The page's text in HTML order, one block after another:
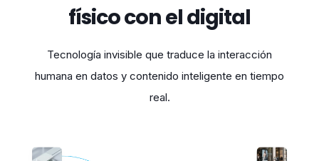
físico con el digital
Tecnología invisible que traduce la interacción
humana en datos y contenido inteligente en tiempo
real.